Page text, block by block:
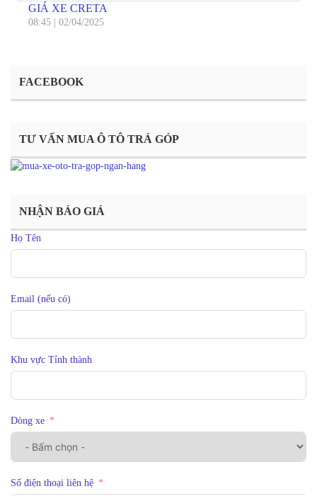
GIÁ XE CRETA
08:45 02/04/2025
FACEBOOK
TƯ VẤN MUA Ô TÔ TRẢ GÓP
NHẬN BÁO GIÁ
Họ Tên
Email (nếu có)
Khu vực Tỉnh thành
Dòng xe
Số điện thoại liên hệ